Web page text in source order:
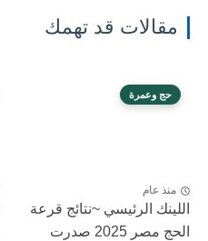
مقالات قد تهمك
حج وعمرة
منذ عام
اللينك الرئيسي ~نتائج قرعة
الحج مصر 2025 صدرت